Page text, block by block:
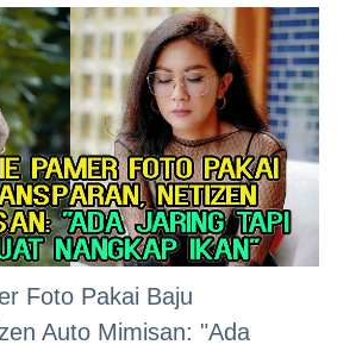
Foto Pakai Baju
Auto Mimisan: "Ada